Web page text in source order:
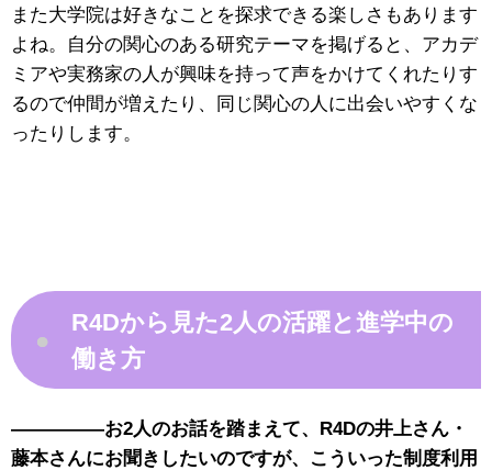
また大学院は好きなことを探求できる楽しさもあります
よね。自分の関心のある研究テーマを掲げると、アカデ
ミアや実務家の人が興味を持って声をかけてくれたりす
るので仲間が増えたり、同じ関心の人に出会いやすくな
ったりします。
●
R4Dから見た2人の活躍と進学中の
働き方
—————お2人のお話を踏まえて、R4Dの井上さん・
藤本さんにお聞きしたいのですが、こういった制度利用